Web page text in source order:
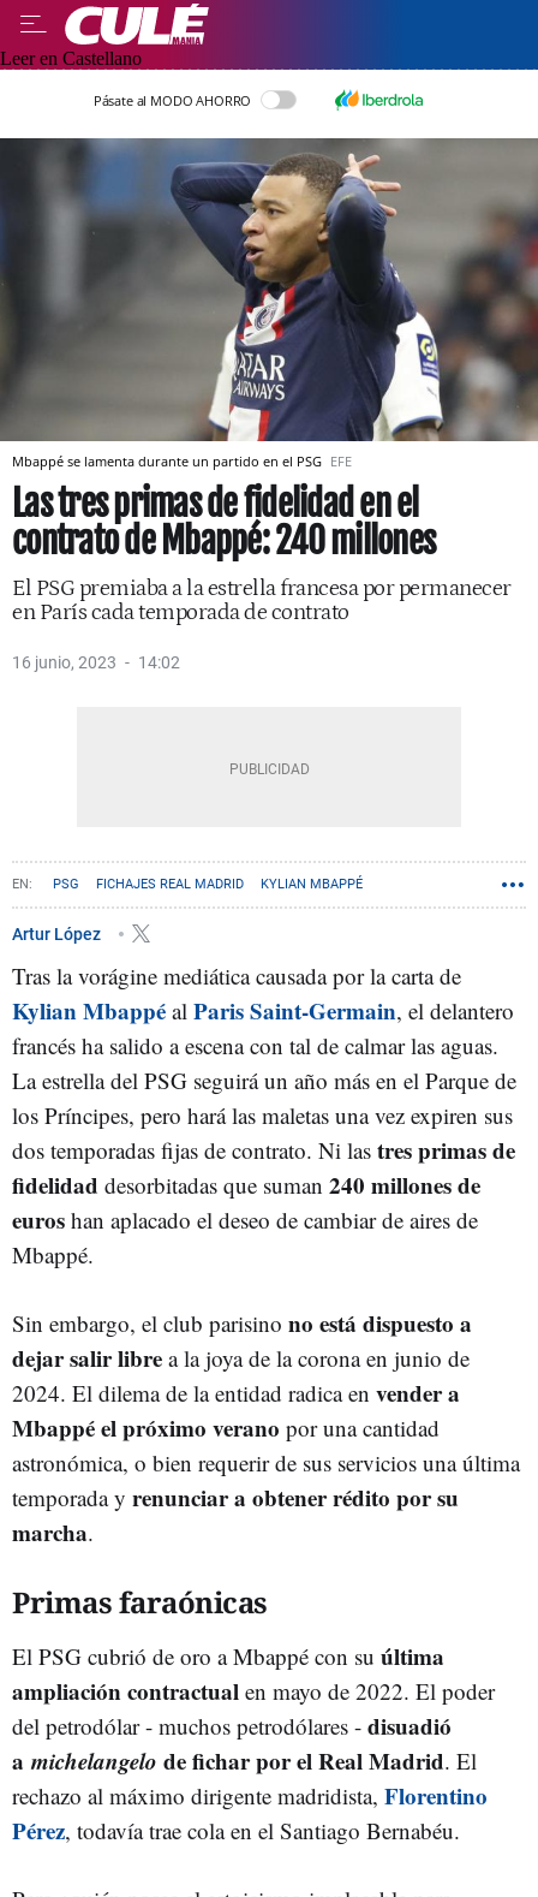
Leer en Castellano
Pásate al MODO AHORRO
Mbappé se lamenta durante un partido en el PSG EFE
Las tres primas de fidelidad en el
contrato de Mbappé: 240 millones
El PSG premiaba a la estrella francesa por permanecer
en París cada temporada de contrato
16 junio, 2023 14:02
PSG FICHAJES REAL MADRID KYLIAN MBAPPÉ
Artur López
Tras la vorágine mediática causada por la carta de
Kylian Mbappé al Paris Saint-Germain, el delantero
francés ha salido a escena con tal de calmar las aguas.
La estrella del PSG seguirá un año más en el Parque de
los Príncipes, pero hará las maletas una vez expiren sus
dos temporadas fijas de contrato. Ni las tres primas de
fidelidad desorbitadas que suman 240 millones de
euros han aplacado el deseo de cambiar de aires de
Mbappé.
Sin embargo, el club parisino no está dispuesto a
dejar salir libre a la joya de la corona en junio de
2024. El dilema de la entidad radica en vender a
Mbappé el próximo verano por una cantidad
astronómica, o bien requerir de sus servicios una última
temporada y renunciar a obtener rédito por su
marcha.
Primas faraónicas
El PSG cubrió de oro a Mbappé con su última
ampliación contractual en mayo de 2022. El poder
del petrodólar - muchos petrodólares - disuadió
amichelangelo de fichar por el Real Madrid. El
rechazo al máximo dirigente madridista, Florentino
Pérez, todavía trae cola en el Santiago Bernabéu.